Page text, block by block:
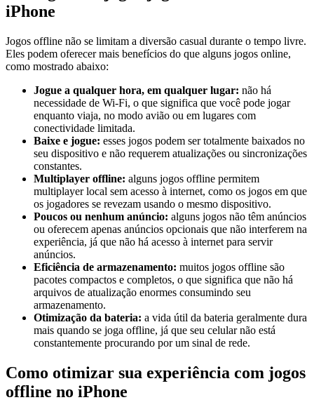
iPhone
Jogos offline não se limitam a diversão casual durante o tempo livre.
Eles podem oferecer mais benefícios do que alguns jogos online,
como mostrado abaixo:
Jogue a qualquer hora, em qualquer lugar: não há
necessidade de Wi-Fi, o que significa que você pode jogar
enquanto viaja, no modo avião ou em lugares com
conectividade limitada.
Baixe e jogue: esses jogos podem ser totalmente baixados no
seu dispositivo e não requerem atualizações ou sincronizações
constantes.
Multiplayer offline: alguns jogos offline permitem
multiplayer local sem acesso à internet, como os jogos em que
os jogadores se revezam usando o mesmo dispositivo.
Poucos ou nenhum anúncio: alguns jogos não têm anúncios
ou oferecem apenas anúncios opcionais que não interferem na
experiência, já que não há acesso à internet para servir
anúncios.
Eficiência de armazenamento: muitos jogos offline são
pacotes compactos e completos, o que significa que não há
arquivos de atualização enormes consumindo seu
armazenamento.
Otimização da bateria: a vida útil da bateria geralmente dura
mais quando se joga offline, já que seu celular não está
constantemente procurando por um sinal de rede.
Como otimizar sua experiência com jogos
offline no iPhone